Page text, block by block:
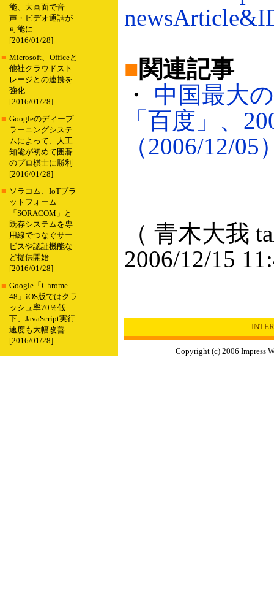
能、大画面で音
声・ビデオ通話が
可能に
[2016/01/28]
■ Microsoft、Officeと
他社クラウドスト
レージとの連携を
強化
[2016/01/28]
■ Googleのディープ
ラーニングシステ
ムによって、人工
知能が初めて囲碁
のプロ棋士に勝利
[2016/01/28]
■ ソラコム、IoTプラ
ットフォーム
「SORACOM」と
既存システムを専
用線でつなぐサー
ビスや認証機能な
ど提供開始
[2016/01/28]
■ Google「Chrome
48」iOS版ではクラ
ッシュ率70％低
下、JavaScript実行
速度も大幅改善
[2016/01/28]
■関連記事
・ 中国最大
「百度」、
（2006/12/05
（ 青木大我
2006/12/15
Copyright (c) 2006 Impress